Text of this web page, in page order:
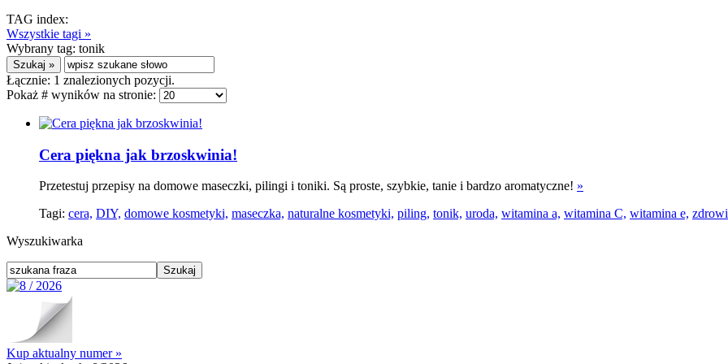
TAG index:
Wszystkie tagi »
Wybrany tag: tonik
Łącznie: 1 znalezionych pozycji.
Pokaż # wyników na stronie:
Cera piękna jak brzoskwinia!
Przetestuj przepisy na domowe maseczki, pilingi i toniki. Są proste, szybkie, tanie i bardzo aromatyczne! »
Tagi: cera, DIY, domowe kosmetyki, maseczka, naturalne kosmetyki, piling, tonik, uroda, witamina a, witamina C, witamina e,
Wyszukiwarka
Kup aktualny numer »